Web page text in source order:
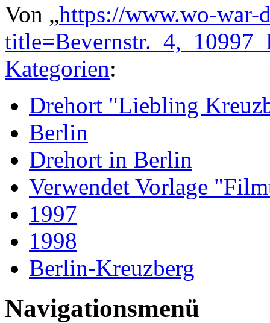
Von „https://www.wo-war-
Kategorien:
Drehort "Liebling
Berlin
Drehort in Berlin
Verwendet Vorlage
1997
1998
Berlin-Kreuzberg
Navigationsmenü